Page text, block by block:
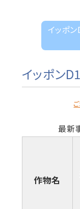
イッポ
イッポン
最新
作物名